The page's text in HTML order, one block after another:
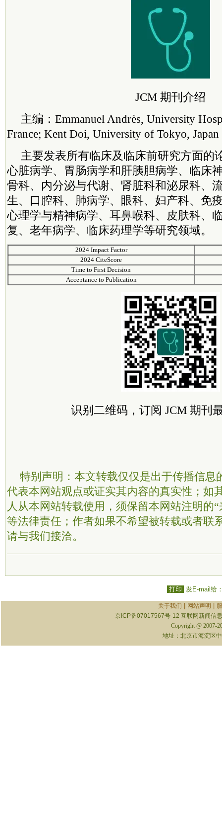
JCM 期刊介绍
主编：Emmanuel Andrès, University
France; Kent Doi, University of Tokyo, Japan
主要发表所有临床及临床前研究方面的
心脏病学、胃肠病学和肝胰胆病学、临床
骨科、内分泌与代谢、肾脏科和泌尿科、
生、口腔科、肺病学、眼科、妇产科、免
心理学与精神病学、耳鼻喉科、皮肤科、
复、老年病学、临床药理学等研究领域。
2024 Impact Factor
2024 CiteScore
Time to First Decision
Acceptance to Publication
识别二维码，订阅 JCM 期刊
特别声明：本文转载仅仅是出于传播信息
代表本网站观点或证实其内容的真实性；如
人从本网站转载使用，须保留本网站注明的
等法律责任；作者如果不希望被转载或者联
请与我们接洽。
打印 发E-mail给
关于我们 网站声明
京ICP备07017567号-12 互联网新闻信
Copyright @ 2007-
地址：北京市海淀区